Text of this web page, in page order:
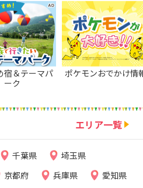
宿＆テーマパ
ーク
ポケモンおでかけ情
エリア一覧
千葉県
埼玉県
京都府 兵庫県
愛知県